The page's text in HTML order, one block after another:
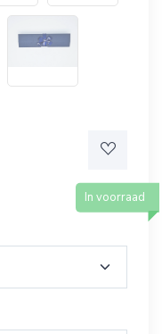
In voorraad